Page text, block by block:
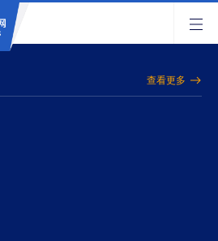
查看更多